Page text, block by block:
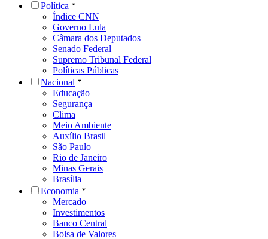
Política
Índice CNN
Governo Lula
Câmara dos Deputados
Senado Federal
Supremo Tribunal Federal
Políticas Públicas
Nacional
Educação
Segurança
Clima
Meio Ambiente
Auxílio Brasil
São Paulo
Rio de Janeiro
Minas Gerais
Brasília
Economia
Mercado
Investimentos
Banco Central
Bolsa de Valores